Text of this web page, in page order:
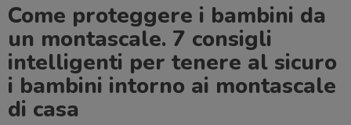
Come proteggere i bambini da
un montascale. 7 consigli
intelligenti per tenere al sicuro
i bambini intorno ai montascale
di casa